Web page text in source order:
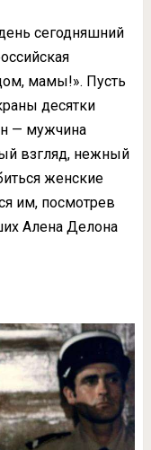
сегодняшний
мамы!». Пусть
десятки
— мужчина
взгляд, нежный
женские
им, посмотрев
Алена Делона